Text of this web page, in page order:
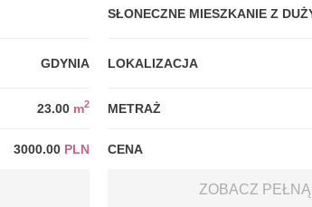
GDYNIA
23.00 m2
3000.00 PLN
SŁONECZNE MIESZKANIE Z
LOKALIZACJA
METRAŻ
CENA
ZOBACZ